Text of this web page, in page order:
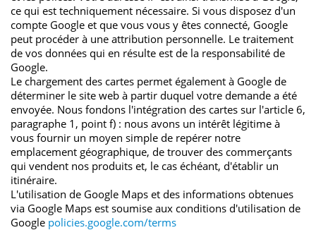
ce qui est techniquement nécessaire. Si vous disposez d'un
compte Google et que vous vous y êtes connecté, Google
peut procéder à une attribution personnelle. Le traitement
de vos données qui en résulte est de la responsabilité de
Google.
Le chargement des cartes permet également à Google de
déterminer le site web à partir duquel votre demande a été
envoyée. Nous fondons l'intégration des cartes sur l'article 6,
paragraphe 1, point f) : nous avons un intérêt légitime à
vous fournir un moyen simple de repérer notre
emplacement géographique, de trouver des commerçants
qui vendent nos produits et, le cas échéant, d'établir un
itinéraire.
L'utilisation de Google Maps et des informations obtenues
via Google Maps est soumise aux conditions d'utilisation de
Google policies.google.com/terms